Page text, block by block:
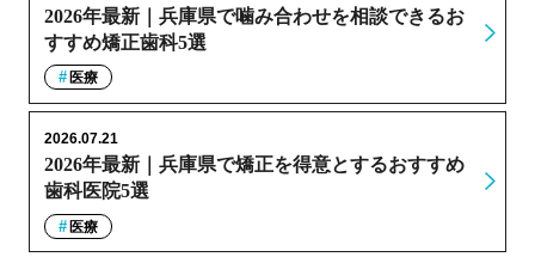
2026年最新｜兵庫県で噛み合わせを相談できるお
すすめ矯正歯科5選
医療
2026年最新｜兵庫県で矯正を得意とするおすすめ
歯科医院5選
2026.07.21
医療